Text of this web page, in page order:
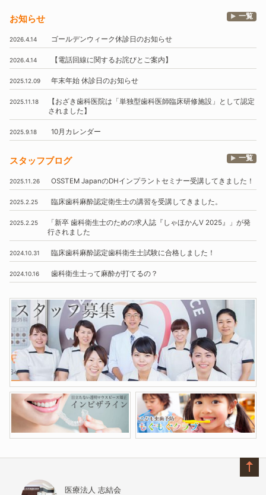
お知らせ 一覧
2026.4.14 ゴールデンウィーク休診日のお知らせ
2026.4.14 【電話回線に関するお詫びとご案内】
2025.12.09 年末年始 休診日のお知らせ
2025.11.18 【おざき歯科医院は 「単独型歯科医師臨床研修施設」
として認定
されました】
2025.9.18 10月 カレンダー
スタッフブログ 一覧
2025.11.26 OSSTEM JapanのDHインプラントセミナー受講してきました！
2025.2.25 臨床歯科麻酔認定衛生士の講習を受講してきました。
2025.2.25 「新卒 歯科衛生士のための求人誌『しゃほかんV 2025』」 が発
行されました
2024.10.31 臨床歯科麻酔認定歯科衛生士試験に合格しました！
2024.10.16 歯科衛生士って麻酔が打てるの？
医療法人 志結会